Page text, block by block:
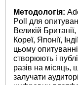
Методологія:
Poll для
Великій
Кореї, Японії,
цьому
створюють і
разів на
залучати